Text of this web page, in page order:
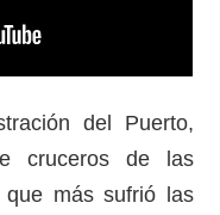
del Puerto,
cruceros de las
más sufrió las